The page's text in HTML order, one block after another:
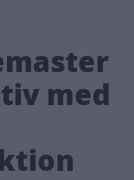
med